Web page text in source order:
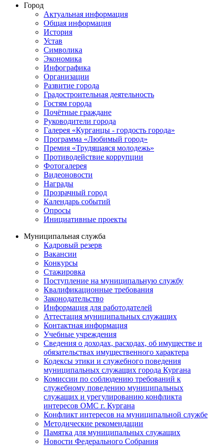
Город
Актуальная информация
Общая информация
История
Устав
Символика
Экономика
Инфографика
Организации
Развитие города
Градостроительная деятельность
Гостям города
Почётные граждане
Руководители города
Галерея «Курганцы - гордость города»
Программа «Любимый город»
Премия «Трудящаяся молодежь»
Противодействие коррупции
Фотогалерея
Видеоновости
Награды
Прозрачный город
Календарь событий
Опросы
Инициативные проекты
Муниципальная служба
Кадровый резерв
Вакансии
Конкурсы
Стажировка
Поступление на муниципальную службу
Квалификационные требования
Законодательство
Информация для работодателей
Аттестация муниципальных служащих
Контактная информация
Учебные учреждения
Сведения о доходах, расходах, об имуществе и
обязательствах имущественного характера
Кодексы этики и служебного поведения
муниципальных служащих города Кургана
Комиссии по соблюдению требований к
служебному поведению муниципальных
служащих и урегулированию конфликта
интересов ОМС г. Кургана
Конфликт интересов на муниципальной службе
Методические рекомендации
Памятка для муниципальных служащих
Новости Федерального Cобрания